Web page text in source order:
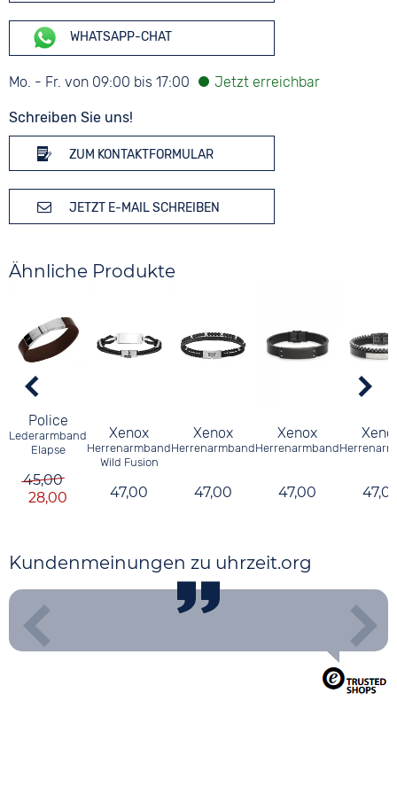
WHATSAPP-CHAT
Mo. - Fr. von 09:00 bis 17:00
Schreiben Sie uns!
ZUM KONTAKTFORMULAR
JETZT E-MAIL SCHREIBEN
Ähnliche Produkte
Police
Lederarmband
Elapse
45,00
28,00
Xenox
Herrenarmband
Wild Fusion
47,00
Xenox
Herrenarmband
47,00
Xenox
Herrenarmband
47,00
Kundenmeinungen zu uhrzeit.org